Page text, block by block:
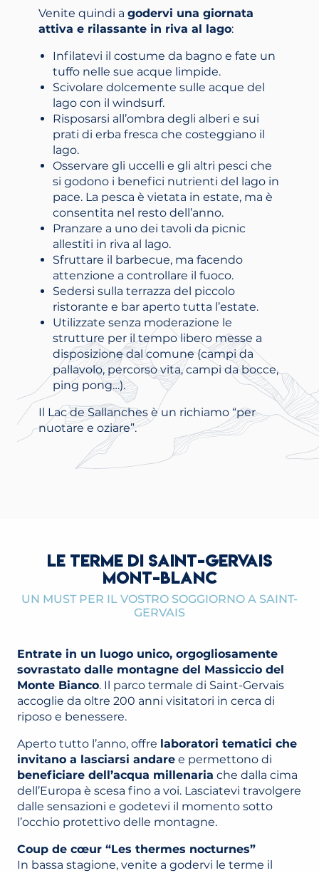
Venite quindi a godervi una giornata
attiva e rilassante in riva al lago:
Infilatevi il costume da bagno e fate un
tuffo nelle sue acque limpide.
Scivolare dolcemente sulle acque del
lago con il windsurf.
Risposarsi all’ombra degli alberi e sui
prati di erba fresca che costeggiano il
lago.
Osservare gli uccelli e gli altri pesci che
si godono i benefici nutrienti del lago in
pace. La pesca è vietata in estate, ma è
consentita nel resto dell’anno.
Pranzare a uno dei tavoli da picnic
allestiti in riva al lago.
Sfruttare il barbecue, ma facendo
attenzione a controllare il fuoco.
Sedersi sulla terrazza del piccolo
ristorante e bar aperto tutta l’estate.
Utilizzate senza moderazione le
strutture per il tempo libero messe a
disposizione dal comune (campi da
pallavolo, percorso vita, campi da bocce,
ping pong…).
Il Lac de Sallanches è un richiamo “per
nuotare e oziare”.
LE TERME DI SAINT-GERVAIS
MONT-BLANC
UN MUST PER IL VOSTRO SOGGIORNO A SAINT-
GERVAIS
Entrate in un luogo unico, orgogliosamente
sovrastato dalle montagne del Massiccio del
Monte Bianco. Il parco termale di Saint-Gervais
accoglie da oltre 200 anni visitatori in cerca di
riposo e benessere.
Aperto tutto l’anno, offre laboratori tematici che
invitano a lasciarsi andare e permettono di
beneficiare dell’acqua millenaria che dalla cima
dell’Europa è scesa fino a voi. Lasciatevi travolgere
dalle sensazioni e godetevi il momento sotto
l’occhio protettivo delle montagne.
Coup de cœur “Les thermes nocturnes”
In bassa stagione, venite a godervi le terme il